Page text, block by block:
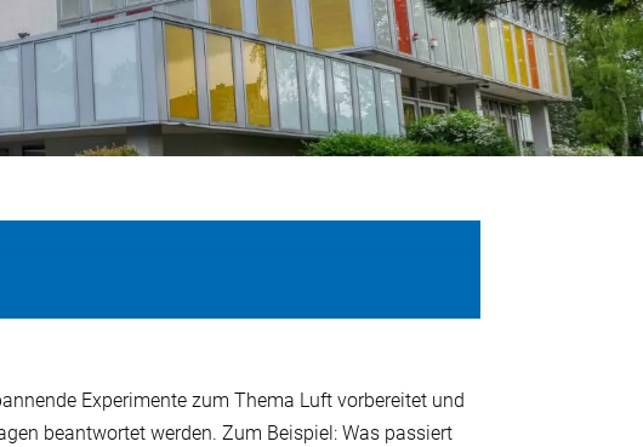
Experimente zum Thema Luft vorbereitet und
beantwortet werden. Zum Beispiel: Was passiert